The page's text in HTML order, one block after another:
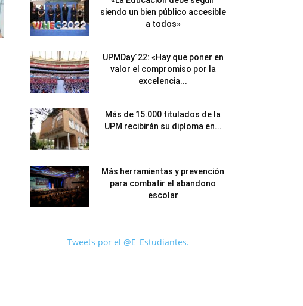
siendo un bien público accesible
a todos»
UPMDay´22: «Hay que poner en
valor el compromiso por la
excelencia...
Más de 15.000 titulados de la
UPM recibirán su diploma en...
Más herramientas y prevención
para combatir el abandono
escolar
Tweets por el @E_Estudiantes.